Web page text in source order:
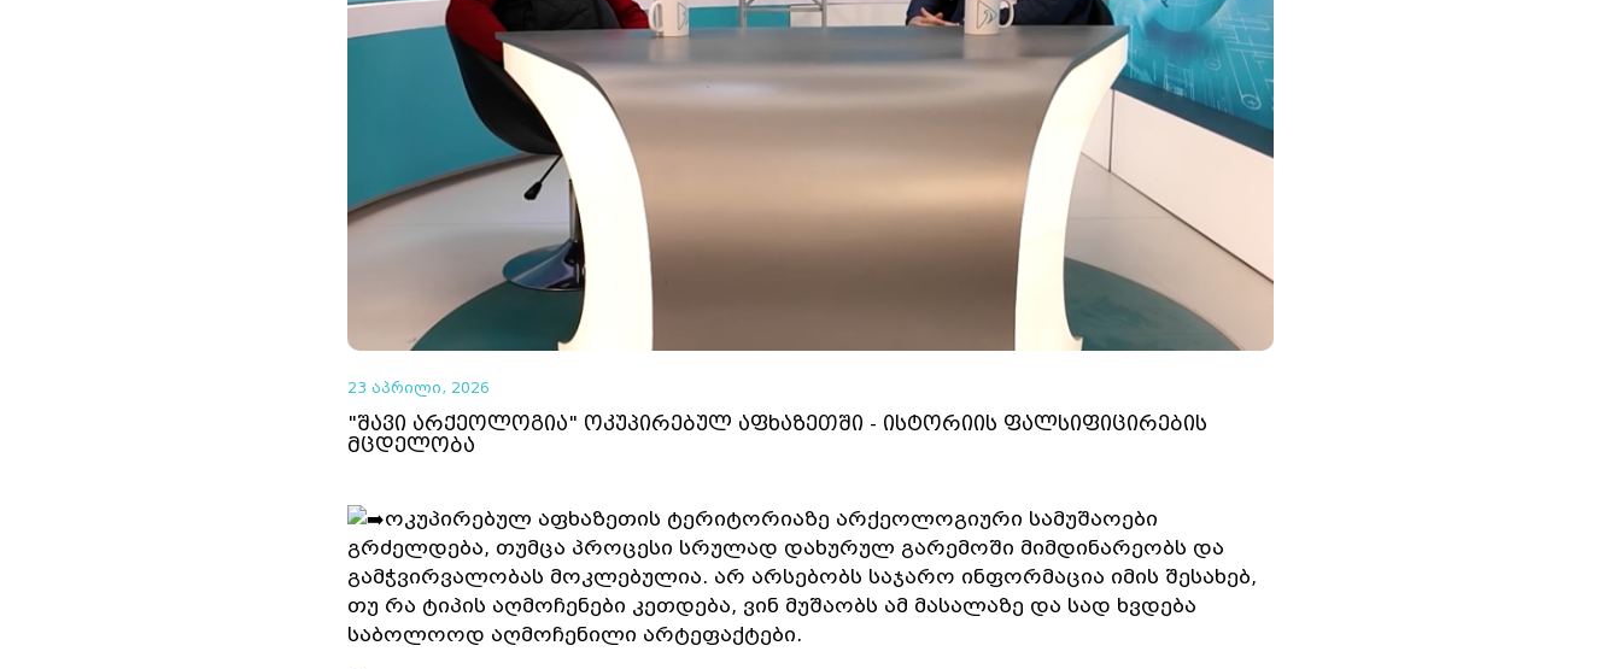
23 აპრილი, 2026
"შავი არქეოლოგია" ოკუპირებულ აფხაზეთში - ისტორიის ფალსიფიცირების
მცდელობა
ოკუპირებულ აფხაზეთის ტერიტორიაზე არქეოლოგიური სამუშაოები
გრძელდება, თუმცა პროცესი სრულად დახურულ გარემოში მიმდინარეობს და
გამჭვირვალობას მოკლებულია. არ არსებობს საჯარო ინფორმაცია იმის შესახებ,
თუ რა ტიპის აღმოჩენები კეთდება, ვინ მუშაობს ამ მასალაზე და სად ხვდება
საბოლოოდ აღმოჩენილი არტეფაქტები.